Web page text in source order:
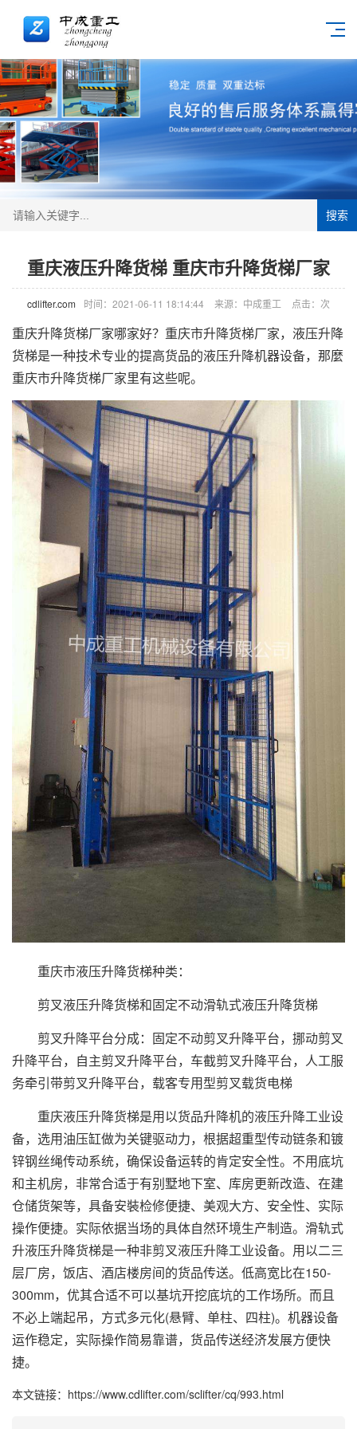
搜索
重庆液压升降货梯 重庆市升降货梯厂家
cdlifter.com 时间：2021-06-11 18:14:44 来源：中成重工 点击： 次
重庆升降货梯厂家哪家好？ 重庆市升降货梯厂家，液压升降
货梯是一种技术专业的提高货品的液压升降机器设备，那麼
重庆市升降货梯厂家里有这些呢。
重庆市液压升降货梯种类：
剪叉液压升降货梯和固定不动滑轨式液压升降货梯
剪叉升降平台分成：固定不动剪叉升降平台，挪动剪叉
升降平台，自主剪叉升降平台，车截剪叉升降平台，人工服
务牵引带剪叉升降平台，载客专用型剪叉载货电梯
重庆液压升降货梯是用以货品升降机的液压升降工业设
备，选用油压缸做为关键驱动力，根据超重型传动链条和镀
锌钢丝绳传动系统，确保设备运转的肯定安全性。不用底坑
和主机房，非常合适于有别墅地下室、库房更新改造、在建
仓储货架等，具备安裝检修便捷、美观大方、安全性、实际
操作便捷。实际依据当场的具体自然环境生产制造。滑轨式
升液压升降货梯是一种非剪叉液压升降工业设备。用以二三
层厂房，饭店、酒店楼房间的货品传送。低高宽比在150-
300mm，优其合适不可以基坑开挖底坑的工作场所。而且
不必上端起吊，方式多元化(悬臂、单柱、四柱)。机器设备
运作稳定，实际操作简易靠谱，货品传送经济发展方便快
捷。
本文链接：https://www.cdlifter.com/sclifter/cq/993.html